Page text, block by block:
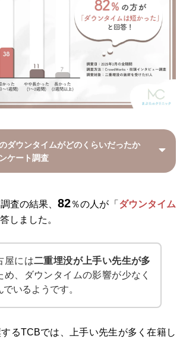
ダウンタイムがどのくらいだったか
ケート調査
査の結果、82％の人が「 ダウンタイム
しました。
屋には二重埋没が上手い先生が多
め、ダウンタイムの影響が少なく
でいるようです。
るTCBでは、上手い先生が多く在籍し